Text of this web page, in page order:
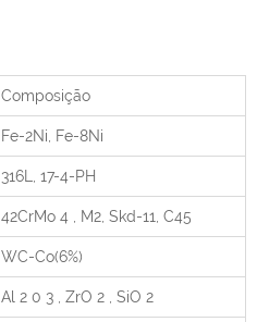
Composição
Fe-2Ni, Fe-8Ni
316L, 17-4-PH
42CrMo 4 , M2, Skd-11, C45
WC-Co(6%)
Al 2 0 3 , ZrO 2 , SiO 2